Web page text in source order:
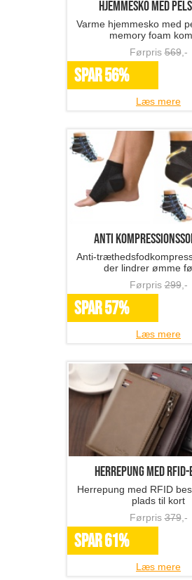
hjemmesko med
Varme hjemmesko med
memory foam
Førpris569,-
SPAR 56%
Læs mere
anti
Anti-
der lindrer ømme
Førpris299,-
SPAR 57%
Læs mere
Herrepung med
Herrepung med RFID
plads til kort
Førpris379,-
SPAR 61%
Læs mere